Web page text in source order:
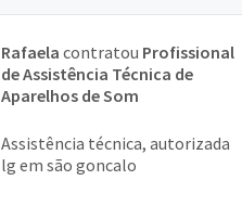
Rafaela contratou Profissional
de Assistência Técnica de
Aparelhos de Som
Assistência técnica, autorizada
lg em são goncalo